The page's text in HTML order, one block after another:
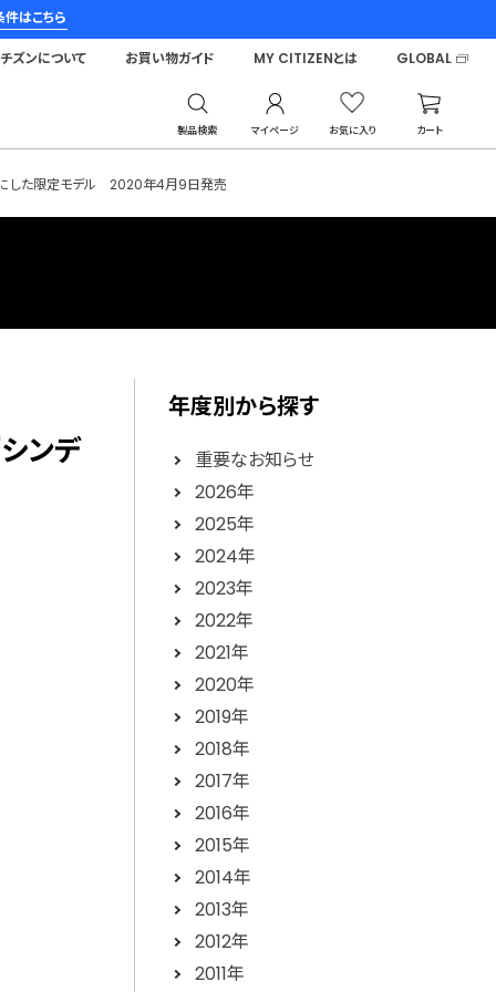
はこちら
製品検索 マイページ お気に入り カート
ズンについて お買い物ガイド MY CITIZENとは GLOBAL
にした限定モデル 2020年4月9日発売
ンデ
年度別から探す
重要なお知らせ
2026年
2025年
2024年
2023年
2022年
2021年
2020年
2019年
2018年
2017年
2016年
2015年
2014年
2013年
2012年
2011年